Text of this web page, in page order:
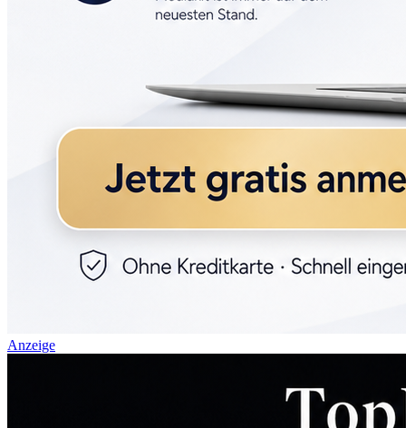
Anzeige